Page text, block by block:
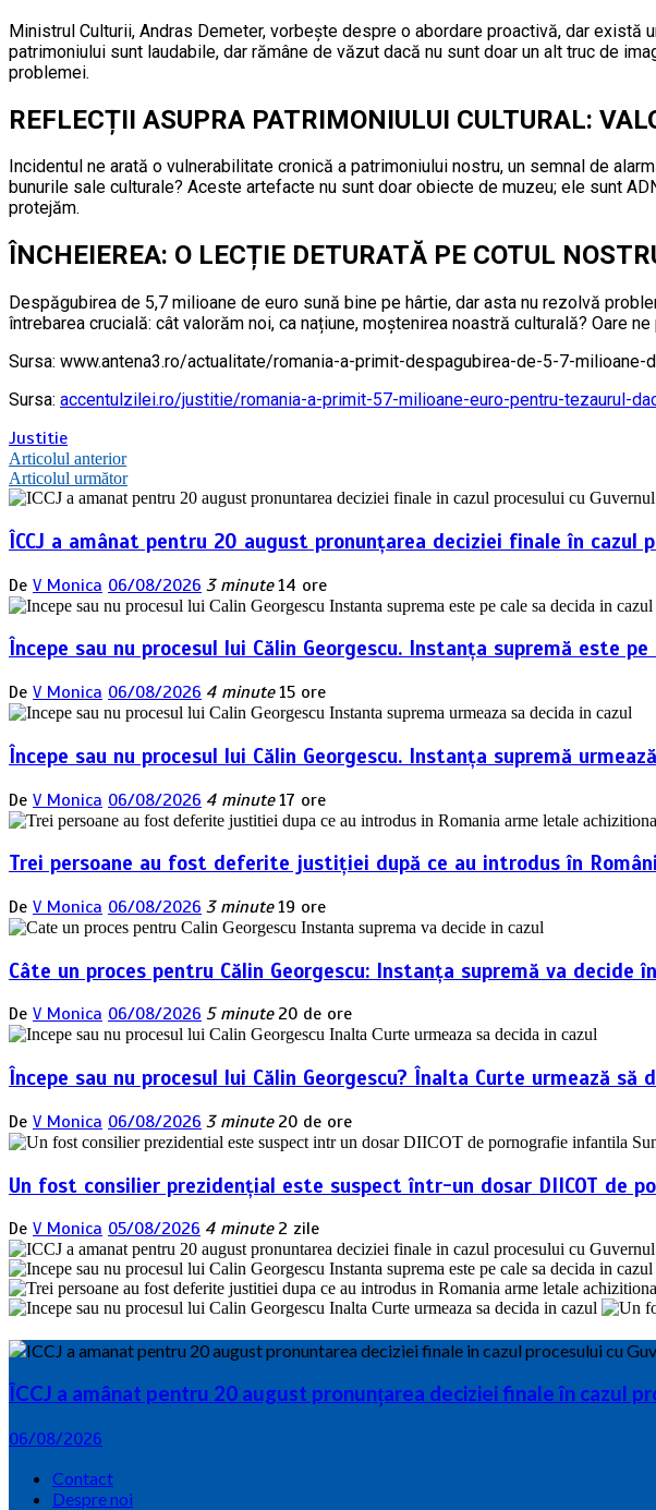
Ministrul Culturii, Andras Demeter, vorbește despre o abordare proactivă, dar
patrimoniului sunt laudabile, dar rămâne de văzut dacă nu sunt doar un alt truc de
problemei.
REFLECȚII ASUPRA PATRIMONIULUI CULTURAL:
Incidentul ne arată o vulnerabilitate cronică a patrimoniului nostru, un semnal de
bunurile sale culturale? Aceste artefacte nu sunt doar obiecte de muzeu; ele sunt
protejăm.
ÎNCHEIEREA: O LECȚIE DETURATĂ PE COTUL
Despăgubirea de 5,7 milioane de euro sună bine pe hârtie, dar asta nu rezolvă
întrebarea crucială: cât valorăm noi, ca națiune, moștenirea noastră culturală? Oare
Sursa: www.antena3.ro/actualitate/romania-a-primit-despagubirea-de-5-7-
Sursa: accentulzilei.ro/justitie/romania-a-primit-57-milioane-euro-pentru-tezaurul-
Justitie
Navigare
în
articole
Articolul anterior
Articolul următor
ÎCCJ a amânat pentru 20 august pronunțarea deciziei finale în cazul
De V Monica 06/08/2026 3 minute 14 ore
Începe sau nu procesul lui Călin Georgescu. Instanța supremă este
De V Monica 06/08/2026 4 minute 15 ore
Începe sau nu procesul lui Călin Georgescu. Instanța supremă
De V Monica 06/08/2026 4 minute 17 ore
Trei persoane au fost deferite justiției după ce au introdus în
De V Monica 06/08/2026 3 minute 19 ore
Câte un proces pentru Călin Georgescu: Instanța supremă va decide
De V Monica 06/08/2026 5 minute 20 de ore
Începe sau nu procesul lui Călin Georgescu? Înalta Curte urmează să
De V Monica 06/08/2026 3 minute 20 de ore
Un fost consilier prezidențial este suspect într-un dosar DIICOT de
De V Monica 05/08/2026 4 minute 2 zile
ÎCCJ a amânat pentru 20 august pronunțarea deciziei finale în cazul
06/08/2026
Contact
Despre noi